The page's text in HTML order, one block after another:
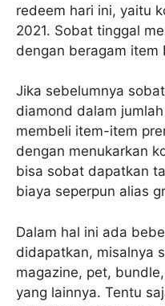
redeem hari ini, yaitu
2021. Sobat tinggal
dengan beragam item
Jika sebelumnya
diamond dalam
membeli item-item
dengan menukarkan
bisa sobat dapatkan
biaya seperpun alias
Dalam hal ini ada
didapatkan, misalnya
magazine, pet,
yang lainnya. Tentu